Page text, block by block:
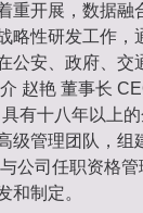
重开展，数据融
略性研发工作，
公安、政府、交
赵艳 董事长
有十八年以上
级管理团队，组
公司任职资格
和制定。